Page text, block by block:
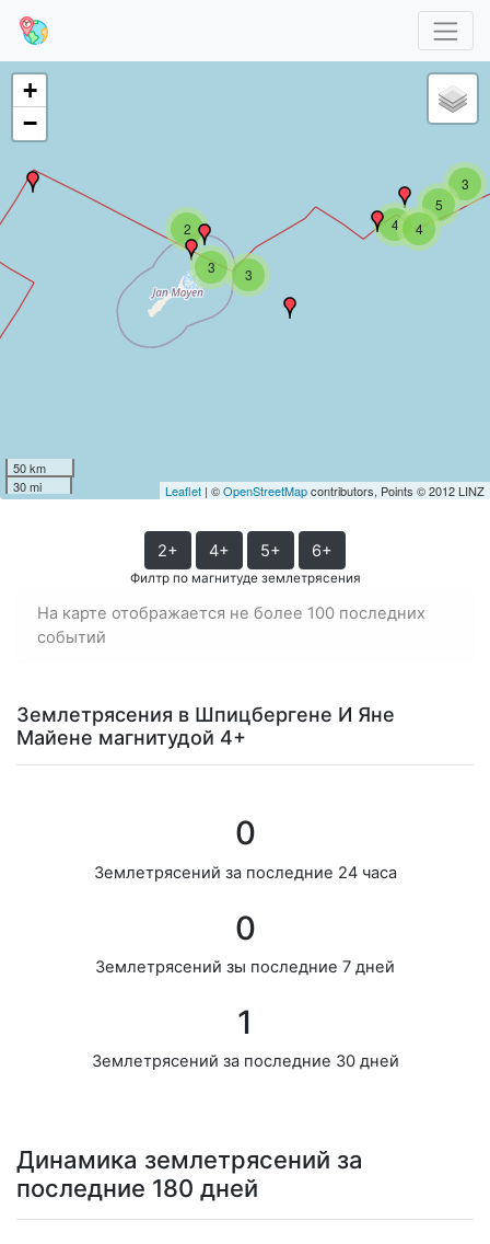
5
3
4
4
2
3 3
+
−
50 km
30 mi
Leaflet | ©OpenStreetMapcontributors, Points © 2012 LINZ
2+ 4+ 5+ 6+
Филтр по магнитуде землетрясения
На карте отображается не более 100 последних
событий
Землетрясения в Шпицбергене И Яне
Майене магнитудой 4+
0
Землетрясений за последние 24 часа
0
Землетрясений зы последние 7 дней
1
Землетрясений за последние 30 дней
Динамика землетрясений за
последние 180 дней